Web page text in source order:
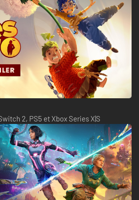
2, PS5 et Xbox Series X|S